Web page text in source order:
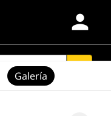
person
Galería